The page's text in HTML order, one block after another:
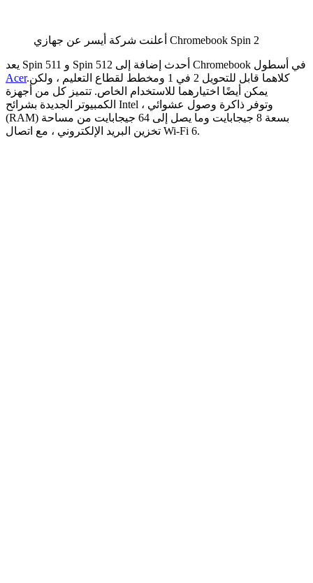
أعلنت شركة أيسر عن جهازي Chromebook Spin 2
يعد Spin 511 و Spin 512 أحدث إضافة إلى Chromebook في أسطول
Acer.كلاهما قابل للتحويل 2 في 1 ومخطط لقطاع التعليم ، ولكن
يمكن أيضًا اختيارهما للاستخدام الخاص. تتميز كل من أجهزة
الكمبيوتر الجديدة بشرائح Intel ، وتوفر ذاكرة وصول عشوائي
(RAM) بسعة 8 جيجابايت وما يصل إلى 64 جيجابايت من مساحة
تخزين البريد الإلكتروني ، مع اتصال Wi-Fi 6.